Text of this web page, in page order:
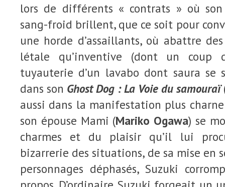
lors de différents « contrats » où
sang-froid brillent, que ce soit pour
une horde d’assaillants, où abattre
létale qu’inventive (dont un
tuyauterie d’un lavabo dont saura se
dans son Ghost Dog : La Voie du samouraï
aussi dans la manifestation plus
son épouse Mami (Mariko Ogawa) se
charmes et du plaisir qu’il lui
bizarrerie des situations, de sa mise en
personnages déphasés, Suzuki